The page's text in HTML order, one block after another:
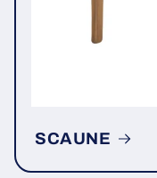
SCAUNE